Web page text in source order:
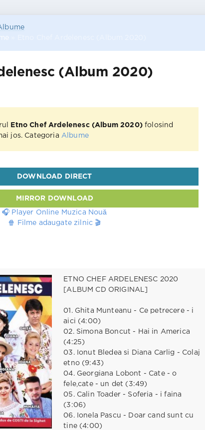
(Album 2020)
Etno Chef Ardelenesc (Album 2020)folosind
jos. Categoria Albume
DOWNLOAD DIRECT
MIRROR DOWNLOAD
🎧 Player Online Muzica Nouă
🍿 Filme adaugate zilnic 🎬
ETNO CHEF ARDELENESC 2020
[ALBUM CD ORIGINAL]
01. Ghita Munteanu - Ce petrecere - i
aici (4:00)
02. Simona Boncut - Hai in America
(4:25)
03. Ionut Bledea si Diana Carlig - Colaj
etno (9:43)
04. Georgiana Lobont - Cate - o
fele,cate - un det (3:49)
05. Calin Toader - Soferia - i faina
(3:06)
06. Ionela Pascu - Doar cand sunt cu
tine (4:00)